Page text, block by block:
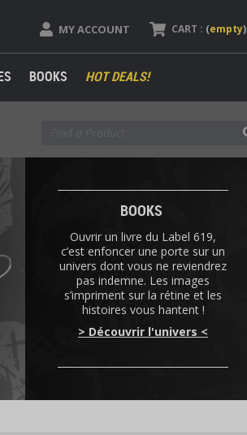
CART : (empty)
MY ACCOUNT
BOOKS HOT DEALS!
BOOKS
Ouvrir un livre du Label 619,
c’est enfoncer une porte sur un
univers dont vous ne reviendrez
pas indemne. Les images
s’impriment sur la rétine et les
histoires vous hantent !
> Découvrir l'univers <